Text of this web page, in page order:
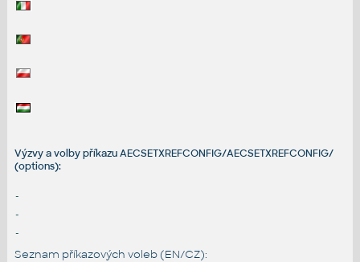
Výzvy a volby příkazu AECSETXREFCONFIG/AECSETXREFCONFIG/
(options):
-
-
-
Seznam příkazových voleb (EN/CZ):